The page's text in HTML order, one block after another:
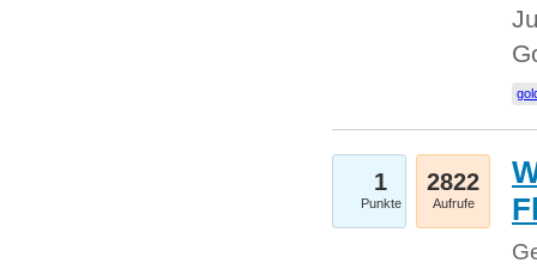
1
Punkte
2822
Aufrufe